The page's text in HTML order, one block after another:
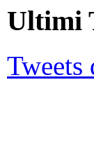
Ultimi